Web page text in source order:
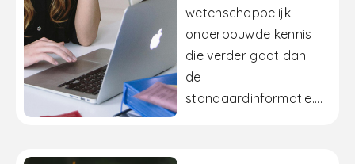
wetenschappelijk
onderbouwde kennis
die verder gaat dan
de
standaardinformatie....